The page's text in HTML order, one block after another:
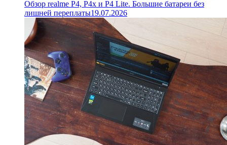
Обзор realme P4, P4x и P4 Lite. Большие батареи без
лишней переплаты19.07.2026